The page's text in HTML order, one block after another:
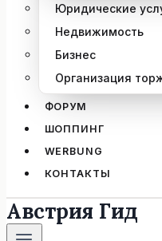
Юридические
Недвижимость
Бизнес
Организация
ФОРУМ
ШОППИНГ
WERBUNG
КОНТАКТЫ
Австрия Гид